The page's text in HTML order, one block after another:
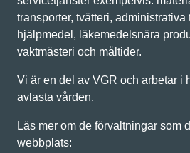
transporter, tvätteri, administrativa
hjälpmedel, läkemedelsnära
vaktmästeri och måltider.
Vi är en del av VGR och arbetar i
avlasta vården.
Läs mer om de förvaltningar som
webbplats: